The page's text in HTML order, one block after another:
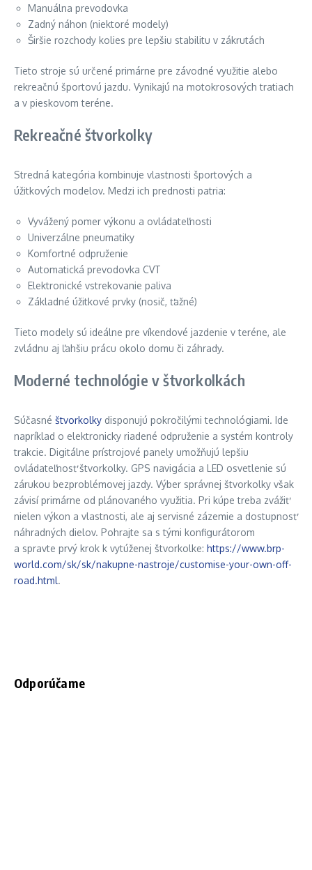
Manuálna prevodovka
Zadný náhon (niektoré modely)
Širšie rozchody kolies pre lepšiu stabilitu v zákrutách
Tieto stroje sú určené primárne pre závodné využitie alebo
rekreačnú športovú jazdu. Vynikajú na motokrosových tratiach
a v pieskovom teréne.
Rekreačné štvorkolky
Stredná kategória kombinuje vlastnosti športových a
úžitkových modelov. Medzi ich prednosti patria:
Vyvážený pomer výkonu a ovládateľnosti
Univerzálne pneumatiky
Komfortné odpruženie
Automatická prevodovka CVT
Elektronické vstrekovanie paliva
Základné úžitkové prvky (nosič, ťažné)
Tieto modely sú ideálne pre víkendové jazdenie v teréne, ale
zvládnu aj ľahšiu prácu okolo domu či záhrady.
Moderné technológie v štvorkolkách
Súčasné štvorkolky disponujú pokročilými technológiami. Ide
napríklad o elektronicky riadené odpruženie a systém kontroly
trakcie. Digitálne prístrojové panely umožňujú lepšiu
ovládateľnosť štvorkolky. GPS navigácia a LED osvetlenie sú
zárukou bezproblémovej jazdy. Výber správnej štvorkolky však
závisí primárne od plánovaného využitia. Pri kúpe treba zvážiť
nielen výkon a vlastnosti, ale aj servisné zázemie a dostupnosť
náhradných dielov. Pohrajte sa s tými konfigurátorom
a spravte prvý krok k vytúženej štvorkolke: https://www.brp-
world.com/sk/sk/nakupne-nastroje/customise-your-own-off-
road.html.
Odporúčame